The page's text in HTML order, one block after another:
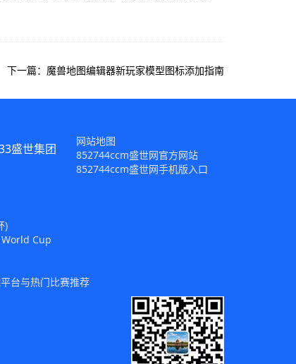
下一篇：魔兽地图编辑器新玩家模型图标添加指南
盛世集团
网站地图
852744ccm盛世网官方网站
852744ccm盛世网手机版入口
)
World Cup
台与热门比赛推荐